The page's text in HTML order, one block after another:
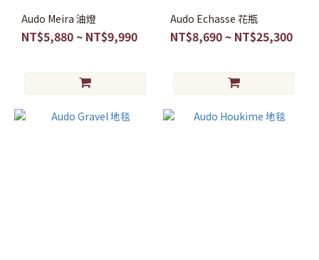
Audo Meira 油燈
NT$5,880 ~ NT$9,990
Audo Echasse 花瓶
NT$8,690 ~ NT$25,300